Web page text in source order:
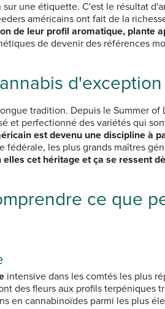
une étiquette. C'est le résultat
américains ont fait de la
de leur profil aromatique, plante
de devenir des références
d'exception
tradition. Depuis le Summer of
et perfectionné des variétés qui
est devenu une discipline à
les plus grands maîtres
elles cet héritage et ça se ressent
ce que
intensive dans les comtés les plus
des fleurs aux profils terpéniques
cannabinoïdes parmi les plus